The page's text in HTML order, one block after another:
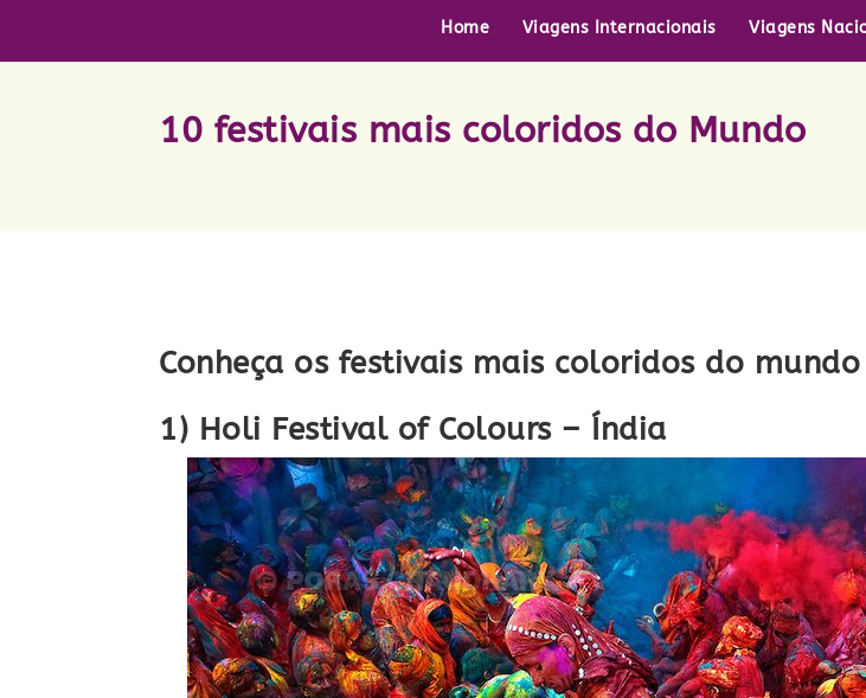
Home Viagens Internacionais Viagens
10 festivais mais coloridos do Mundo
Conheça os festivais mais coloridos do mundo
1) Holi Festival of Colours – Índia